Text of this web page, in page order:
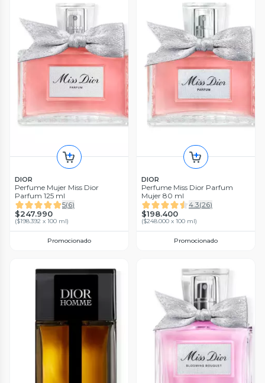
DIOR
Perfume Mujer Miss Dior
Parfum 125 ml
5(6)
$247.990
($198.392 x 100 ml)
Promocionado
DIOR
Perfume Miss Dior Parfum
Mujer 80 ml
4.3(26)
$198.400
($248.000 x 100 ml)
Promocionado